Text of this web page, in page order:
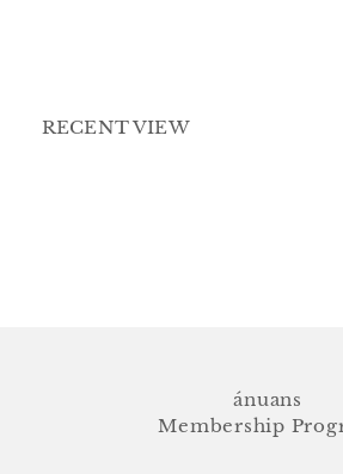
RECENT VIEW
ánuans
Membership